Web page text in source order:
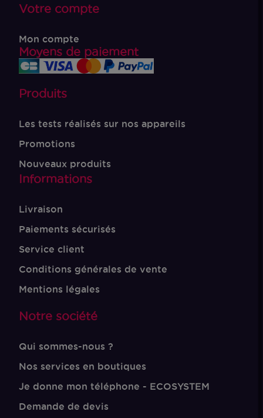
Votre compte
Mon compte
Moyens de paiement
Produits
Les tests réalisés sur nos appareils
Promotions
Nouveaux produits
Informations
Livraison
Paiements sécurisés
Service client
Conditions générales de vente
Mentions légales
Notre société
Qui sommes-nous ?
Nos services en boutiques
Je donne mon téléphone - ECOSYSTEM
Demande de devis